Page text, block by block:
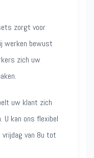
zorgt voor
werken bewust
zich uw
uw klant zich
U kan ons flexibel
van 8u tot